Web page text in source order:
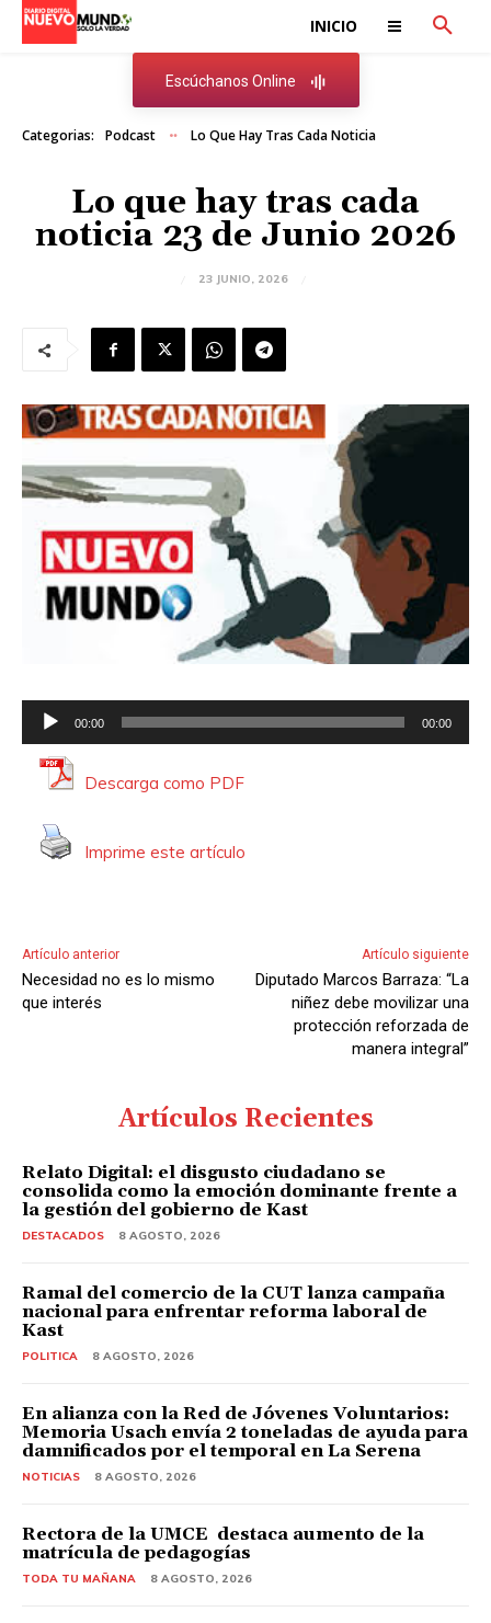
INICIO
Escúchanos Online
Categorias: Podcast Lo Que Hay Tras Cada Noticia
Lo que hay tras cada
noticia 23 de Junio 2026
23 JUNIO, 2026
e
o
r
i
o
00:00 00:00
Descarga como PDF
Imprime este artículo
Artículo anterior
Necesidad no es lo mismo
que interés
Artículo siguiente
Diputado Marcos Barraza: “La
niñez debe movilizar una
protección reforzada de
manera integral”
Artículos Recientes
Relato Digital: el disgusto ciudadano se
consolida como la emoción dominante frente a
la gestión del gobierno de Kast
DESTACADOS 8 AGOSTO, 2026
Ramal del comercio de la CUT lanza campaña
nacional para enfrentar reforma laboral de
Kast
POLITICA 8 AGOSTO, 2026
En alianza con la Red de Jóvenes Voluntarios:
Memoria Usach envía 2 toneladas de ayuda para
damnificados por el temporal en La Serena
NOTICIAS 8 AGOSTO, 2026
Rectora de la UMCE destaca aumento de la
matrícula de pedagogías
TODA TU MAÑANA 8 AGOSTO, 2026